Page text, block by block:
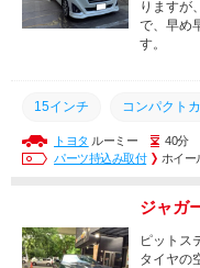
りますが
で、早め
す。
15インチ コンパクト
直送タイヤ タイヤ
トヨタ ルーミー 40分
パーツ持込み取付
ホイー
ジャガ
ピットス
タイヤの